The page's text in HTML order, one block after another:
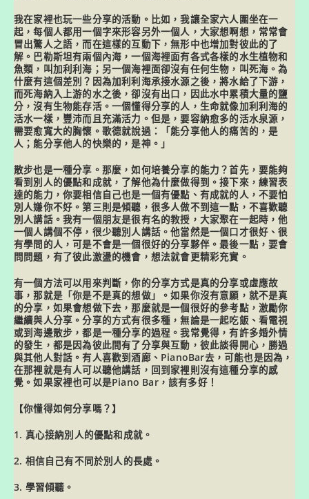
我在家裡也玩一些分享的活動。比如，我讓全家六人圍坐在一
起，每個人都用一個字來形容另外一個人，大家想啊想，常常會
冒出驚人之語，而在這樣的互動下，無形中也增加對彼此的了
解。巴勒斯坦有兩個內海，一個海裡面有各式各樣的水生植物和
魚類，叫加利利海；另一個海裡面卻沒有任何生物，叫死海。為
什麼有這個差別？因為加利利海承接水源之後，將水給了下游，
而死海納入上游的水之後，卻沒有出口，因此水中累積大量的鹽
分，沒有生物能存活。一個懂得分享的人，生命就像加利利海的
活水一樣，豐沛而且充滿活力。但是，要容納愈多的活水泉源，
需要愈寬大的胸懷。歌德就說過：「能分享他人的痛苦的，是
人；能分享他人的快樂的，是神。」
散步也是一種分享。那麼，如何培養分享的能力？首先，要能夠
看到別人的優點和成就，了解他為什麼做得到。接下來，練習表
達的能力，你要相信自己也是一個有優點、有成就的人，不要怕
別人嫌你不好。第三則是傾聽，很多人做不到這一點，不喜歡聽
別人講話。我有一個朋友是很有名的教授，大家聚在一起時，他
一個人講個不停，很少聽別人講話。他當然是一個口才很好、很
有學問的人，可是不會是一個很好的分享夥伴。最後一點，要會
問問題，有了彼此激盪的機會，想法就會更精彩充實。
有一個方法可以用來判斷，你的分享方式是真的分享或虛應故
事，那就是「你是不是真的想做」。如果你沒有意願，就不是真
的分享，如果會想做下去，那麼就是一個很好的參考點，激勵你
繼續與人分享。分享的方式有很多種，無論是一起吃飯、看電視
或到海邊散步，都是一種分享的過程。我常覺得，有許多婚外情
的發生，都是因為彼此間有了分享與互動，彼此談得開心，勝過
與其他人對話。有人喜歡到酒廊、PianoBar去，可能也是因為，
在那裡就是有人可以聽他講話，回到家裡則沒有這種分享的感
覺。如果家裡也可以是Piano Bar，該有多好！
【你懂得如何分享嗎？】
1. 真心接納別人的優點和成就。
2. 相信自己有不同於別人的長處。
3. 學習傾聽。